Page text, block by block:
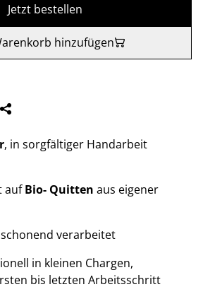
Jetzt bestellen
hinzufügen
, in sorgfältiger Handarbeit
aufBio- Quitten aus eigener
verarbeitet
in kleinen Chargen,
bis letzten Arbeitsschritt